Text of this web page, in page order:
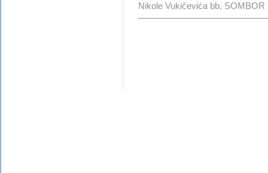
Nikole Vukičevića bb, SOMBOR